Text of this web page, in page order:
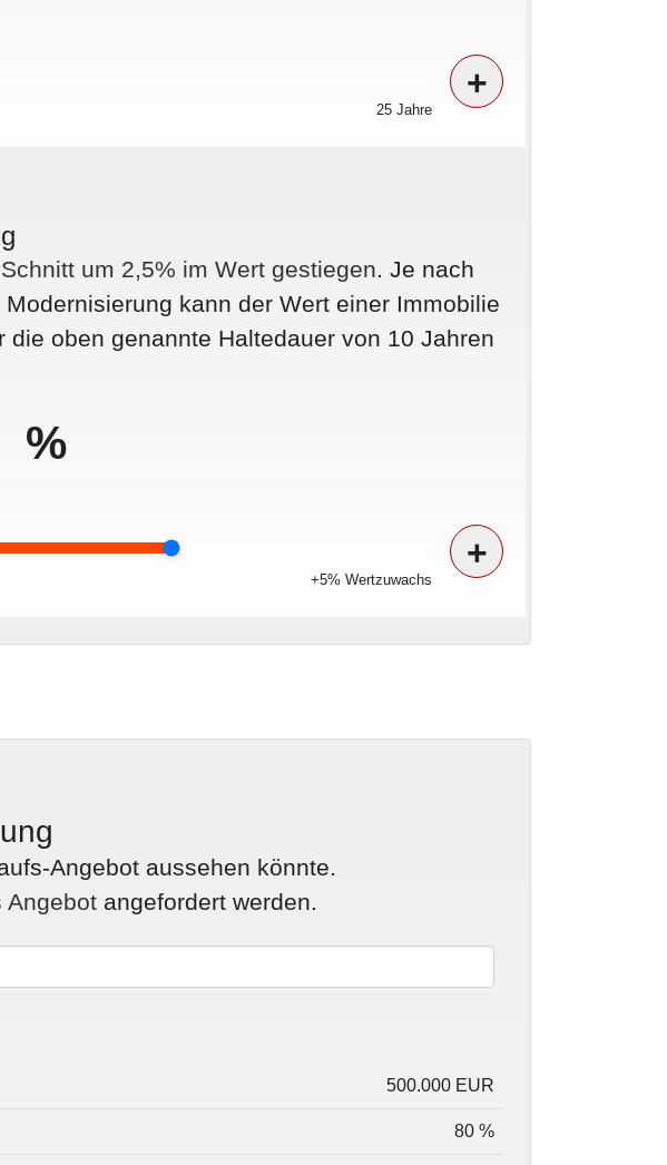
+
25 Jahre
um 2,5% im Wert gestiegen. Je nach
kann der Wert einer Immobilie
oben genannte Haltedauer von 10 Jahren
%
+
+5% Wertzuwachs
Angebot aussehen könnte.
Angebotangefordert werden.
500.000 EUR
80 %